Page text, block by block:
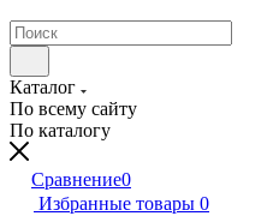
Каталог
По всему сайту
По каталогу
Сравнение0
Избранные товары 0